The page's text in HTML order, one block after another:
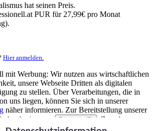
hat seinen Preis.
PUR für 27,99€ pro Monat
Hier anmelden.
mit Werbung: Wir nutzen aus wirtschaftlichen
unsere Webseite Dritten als digitalen
zu stellen. Über Verarbeitungen, die in
uns liegen, können Sie sich in unserer
näher informieren. Zur Bereitstellung unserer
von
Partnern (5)
. Zwecke:
und Inhalte, Messung von Werbeleistung